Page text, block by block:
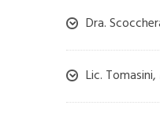
Dra.
Lic.